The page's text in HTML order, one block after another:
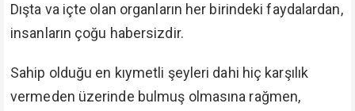
Dışta va içte olan organların her birindeki faydalardan,
insanların çoğu habersizdir.
Sahip olduğu en kıymetli şeyleri dahi hiç karşılık
vermeden üzerinde bulmuş olmasına rağmen,